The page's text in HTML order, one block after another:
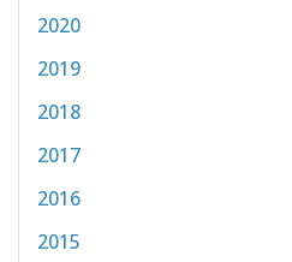
2020
2019
2018
2017
2016
2015